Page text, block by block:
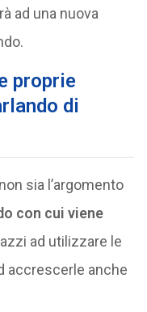
ad una nuova
proprie
di
sia l’argomento
con cui viene
ad utilizzare le
accrescerle anche